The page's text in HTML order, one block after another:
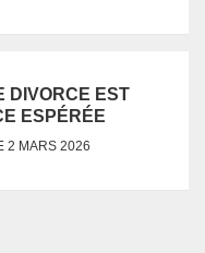
DIVORCE EST
ESPÉRÉE
2 MARS 2026